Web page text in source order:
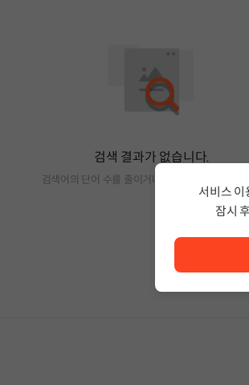
검색 결과가 없습니다.
검색어의 단어 수를 줄이거나 필터조건을 변경하세
서비스 이
잠시